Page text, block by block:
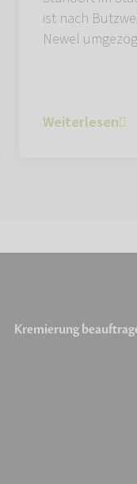
ist nach
Newel
Weiterlesen
Kremierung